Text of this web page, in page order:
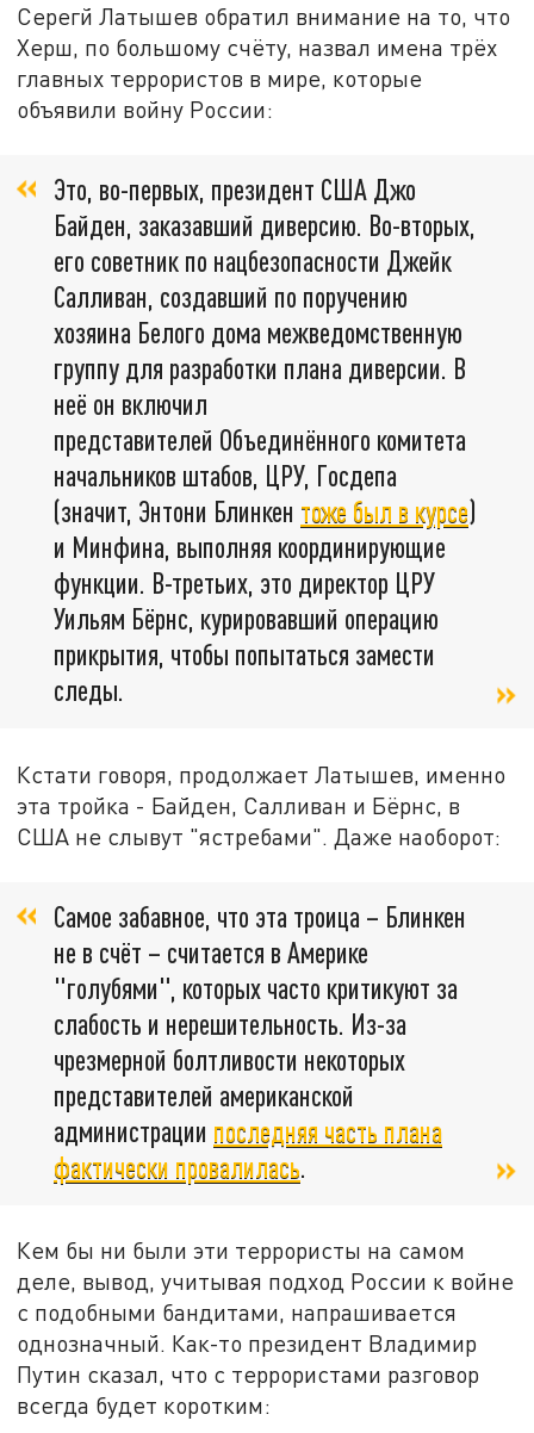
Серегй Латышев обратил внимание на то, что
Херш, по большому счёту, назвал имена трёх
главных террористов в мире, которые
объявили войну России:
Это, во-первых, президент США Джо
Байден, заказавший диверсию. Во-вторых,
его советник по нацбезопасности Джейк
Салливан, создавший по поручению
хозяина Белого дома межведомственную
группу для разработки плана диверсии. В
неё он включил
представителей Объединённого комитета
начальников штабов, ЦРУ, Госдепа
(значит, Энтони Блинкен тоже был в курсе)
и Минфина, выполняя координирующие
функции. В-третьих, это директор ЦРУ
Уильям Бёрнс, курировавший операцию
прикрытия, чтобы попытаться замести
следы.
Кстати говоря, продолжает Латышев, именно
эта тройка - Байден, Салливан и Бёрнс, в
США не слывут "ястребами". Даже наоборот:
Самое забавное, что эта троица – Блинкен
не в счёт – считается в Америке
"голубями", которых часто критикуют за
слабость и нерешительность. Из-за
чрезмерной болтливости некоторых
представителей американской
администрации последняя часть плана
фактически провалилась.
Кем бы ни были эти террористы на самом
деле, вывод, учитывая подход России к войне
с подобными бандитами, напрашивается
однозначный. Как-то президент Владимир
Путин сказал, что с террористами разговор
всегда будет коротким: